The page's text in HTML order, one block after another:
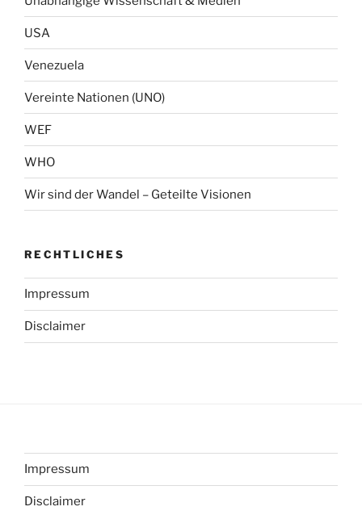
USA
Venezuela
Vereinte Nationen (UNO)
WEF
WHO
Wir sind der Wandel – Geteilte Visionen
RECHTLICHES
Impressum
Disclaimer
Impressum
Disclaimer